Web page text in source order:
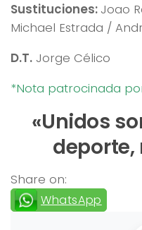
Sustituciones: Joao
Michael Estrada /
D.T. Jorge Célico
*Nota patrocinada
«Unidos
deporte,
Share on:
WhatsApp